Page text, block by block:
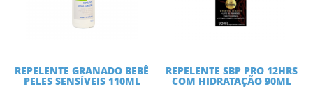
REPELENTE GRANADO BEBÊ
PELES SENSÍVEIS 110ML
REPELENTE SBP PRO 12HRS
COM HIDRATAÇÃO 90ML